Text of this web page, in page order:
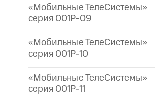
«Мобильные ТелеСистемы»
серия 001P-09
«Мобильные ТелеСистемы»
серия 001P-10
«Мобильные ТелеСистемы»
серия 001P-11